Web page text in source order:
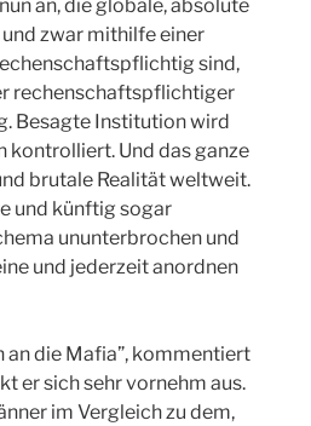
an, die globale, absolute
und zwar mithilfe einer
sind,
rechenschaftspflichtiger
Besagte Institution wird
Und das ganze
brutale Realität weltweit.
und künftig sogar
ununterbrochen und
und jederzeit anordnen
an die Mafia”, kommentiert
er sich sehr vornehm aus.
im Vergleich zu dem,